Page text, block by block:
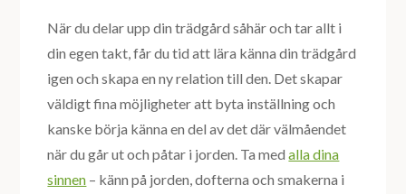
När du delar upp din trädgård såhär och tar allt i
din egen takt, får du tid att lära känna din trädgård
igen och skapa en ny relation till den. Det skapar
väldigt fina möjligheter att byta inställning och
kanske börja känna en del av det där välmåendet
när du går ut och påtar i jorden. Ta medalla dina
sinnen – känn på jorden, dofterna och smakerna i